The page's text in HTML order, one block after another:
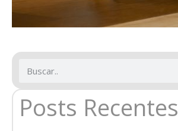
Posts Recentes